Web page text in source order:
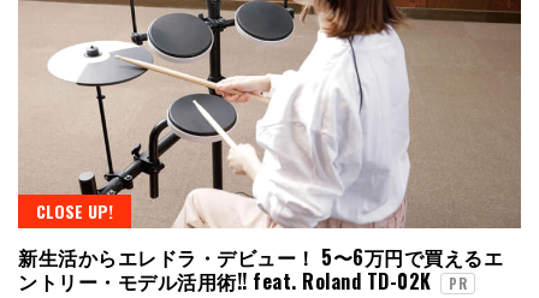
CLOSE UP!
新生活からエレドラ・デビュー！ 5〜6万円で買えるエ
ントリー・モデル活用術!! feat. Roland TD-02K
PR